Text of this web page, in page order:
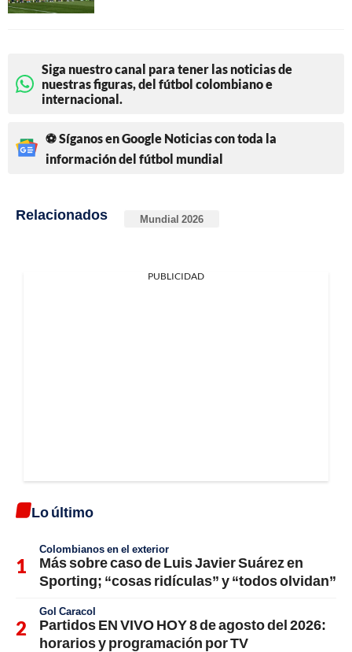
Siga nuestro canal para tener las noticias de
nuestras figuras, del fútbol colombiano e
internacional.
⚽ Síganos en Google Noticias con toda la
información del fútbol mundial
Relacionados Mundial 2026
PUBLICIDAD
Lo último
Colombianos en el exterior
Más sobre caso de Luis Javier Suárez en
Sporting; “cosas ridículas” y “todos olvidan”
Gol Caracol
Partidos EN VIVO HOY 8 de agosto del 2026:
horarios y programación por TV